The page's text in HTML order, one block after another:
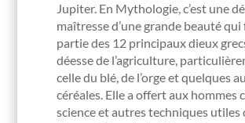
Jupiter. En Mythologie, c’est une
maîtresse d’une grande beauté
partie des 12 principaux dieux
déesse de l’agriculture,
celle du blé, de l’orge et quelques
céréales. Elle a offert aux hommes
science et autres techniques utiles